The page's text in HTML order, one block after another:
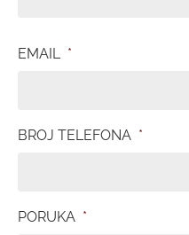
EMAIL *
BROJ TELEFONA *
PORUKA *